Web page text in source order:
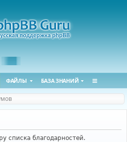
ФАЙЛЫ БАЗА ЗНАНИЙ
списка благодарностей.